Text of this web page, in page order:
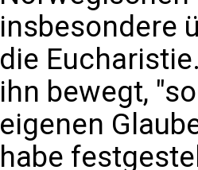
insbesondere
die
ihn bewegt,
eigenen
habe